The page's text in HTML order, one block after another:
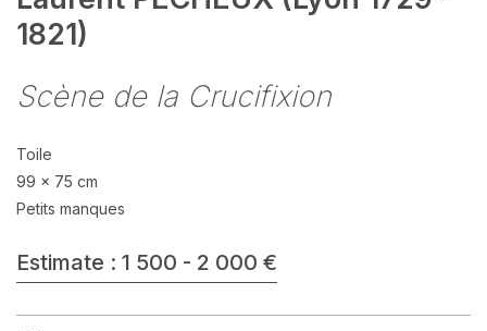
1821)
Scène de la Crucifixion
Toile
99 x 75 cm
Petits manques
Estimate : 1 500 - 2 000 €